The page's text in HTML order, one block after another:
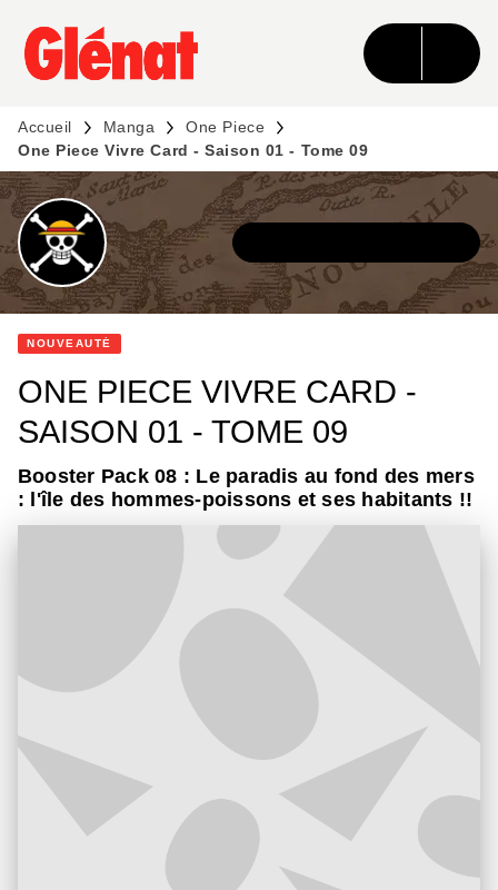
MENU RECHERCHE CONTENU
PIED DE PAGE
Accueil Manga
One Piece
One Piece Vivre Card - Saison 01 - Tome 09
NOUVEAUTÉ
ONE PIECE VIVRE CARD -
SAISON 01 - TOME 09
Booster Pack 08 : Le paradis au fond des mers
: l'île des hommes-poissons et ses habitants !!